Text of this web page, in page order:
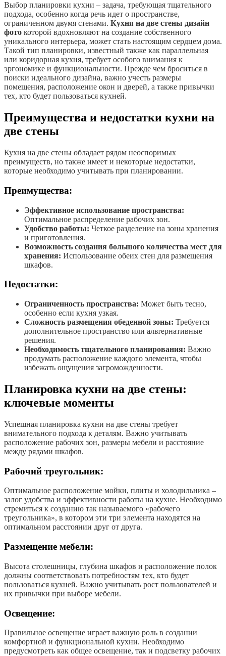
Выбор планировки кухни – задача, требующая тщательного
подхода, особенно когда речь идет о пространстве,
ограниченном двумя стенами. Кухня на две стены дизайн
фото которой вдохновляют на создание собственного
уникального интерьера, может стать настоящим сердцем дома.
Такой тип планировки, известный также как параллельная
или коридорная кухня, требует особого внимания к
эргономике и функциональности. Прежде чем броситься в
поиски идеального дизайна, важно учесть размеры
помещения, расположение окон и дверей, а также привычки
тех, кто будет пользоваться кухней.
Преимущества и недостатки кухни на
две стены
Кухня на две стены обладает рядом неоспоримых
преимуществ, но также имеет и некоторые недостатки,
которые необходимо учитывать при планировании.
Преимущества:
Эффективное использование пространства:
Оптимальное распределение рабочих зон.
Удобство работы: Четкое разделение на зоны хранения
и приготовления.
Возможность создания большого количества мест для
хранения: Использование обеих стен для размещения
шкафов.
Недостатки:
Ограниченность пространства: Может быть тесно,
особенно если кухня узкая.
Сложность размещения обеденной зоны: Требуется
дополнительное пространство или альтернативные
решения.
Необходимость тщательного планирования: Важно
продумать расположение каждого элемента, чтобы
избежать ощущения загроможденности.
Планировка кухни на две стены:
ключевые моменты
Успешная планировка кухни на две стены требует
внимательного подхода к деталям. Важно учитывать
расположение рабочих зон, размеры мебели и расстояние
между рядами шкафов.
Рабочий треугольник:
Оптимальное расположение мойки, плиты и холодильника –
залог удобства и эффективности работы на кухне. Необходимо
стремиться к созданию так называемого «рабочего
треугольника», в котором эти три элемента находятся на
оптимальном расстоянии друг от друга.
Размещение мебели:
Высота столешницы, глубина шкафов и расположение полок
должны соответствовать потребностям тех, кто будет
пользоваться кухней. Важно учитывать рост пользователей и
их привычки при выборе мебели.
Освещение:
Правильное освещение играет важную роль в создании
комфортной и функциональной кухни. Необходимо
предусмотреть как общее освещение, так и подсветку рабочих